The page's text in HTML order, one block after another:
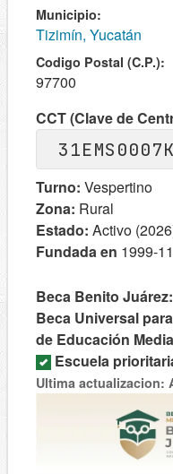
Municipio:
Tizimín, Yucatán
Codigo Postal (C.P.):
97700
CCT (Clave de
31EMS0007K
Turno: Vespertino
Zona: Rural
Estado: Activo
Fundada en 1999-
Beca Benito Juárez:
Beca Universal
de Educación
Escuela
Ultima actualizacion: